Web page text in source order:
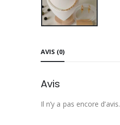
AVIS (0)
Avis
Il n’y a pas encore d’avis.